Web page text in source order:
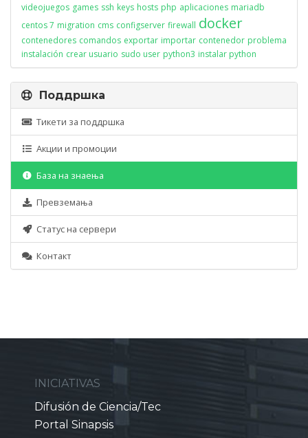
videojuegos games ssh keys hosts php aplicaciones mariadb
centos 7 migration cms configserver firewall docker
contenedores comandos exportar importar contenedor problema
instalación crear usuario sudo user python3 instalar python
Поддршка
Тикети за поддршка
Акции и промоции
База на знаења
Превземања
Статус на сервери
Контакт
INICIATIVAS
Difusión de Ciencia/Tec
Portal Sinapsis